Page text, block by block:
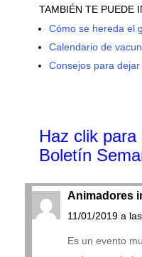
TAMBIÉN TE PUEDE
Cómo se hereda el
Calendario de
Consejos para
Haz clik para
Boletín
Animadores
11/01/2019 a
Es un evento